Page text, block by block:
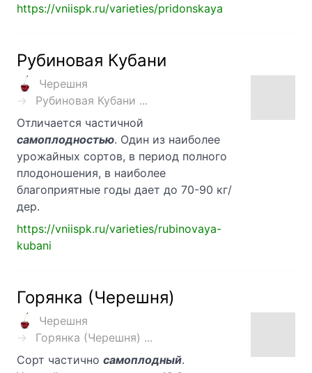
https://vniispk.ru/varieties/pridonskaya
Рубиновая Кубани
Черешня
Рубиновая Кубани ...
Отличается частичной
самоплодностью. Один из наиболее
урожайных сортов, в период полного
плодоношения, в наиболее
благоприятные годы дает до 70-90 кг/
дер.
https://vniispk.ru/varieties/rubinovaya-
kubani
Горянка (Черешня)
Черешня
Горянка (Черешня) ...
Сорт частично самоплодный.